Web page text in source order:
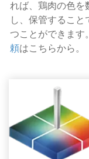
れば、鶏肉の色を
し、保管するこ
つことができます。
頼はこちらから。